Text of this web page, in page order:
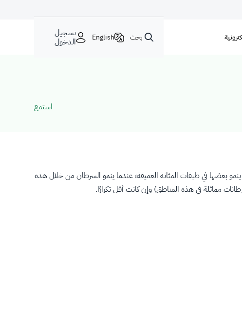
بحث English تسجيل
الدخول
استمع
بعضها في طبقات المثانة العميقة؛ عندما ينمو السرطان من خلال هذه
مماثلة في هذه المناطق) وإن كانت أقل تكرارًا.